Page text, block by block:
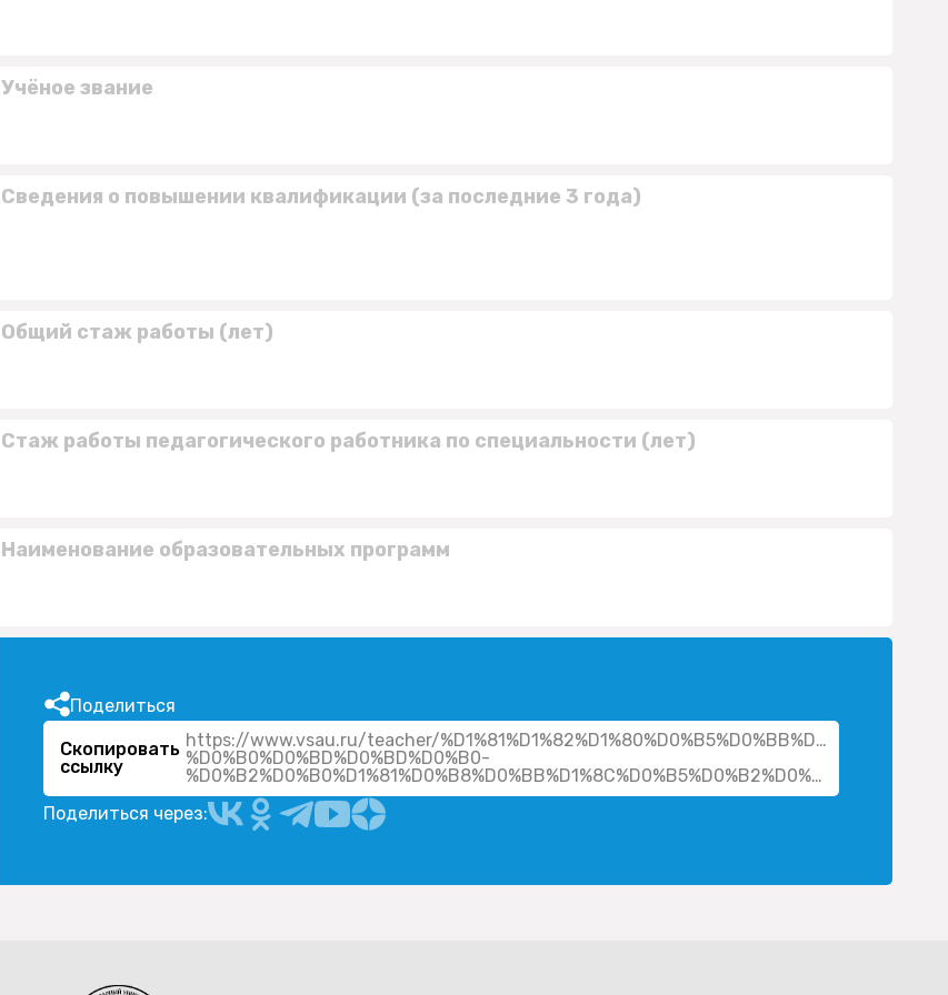
Учёное звание
Сведения о повышении квалификации (за последние 3 года)
Общий стаж работы (лет)
Стаж работы педагогического работника по специальности (лет)
Наименование образовательных программ
Поделиться
Скопировать
ссылку
https://www.vsau.ru/teacher/
%D0%B0%D0%BD%D0%BD%D0%B0-
%D0%B2%D0%B0%D1%81%D0%B8%D0%BB%D1%8C%D0%B5%D0%B2%D0%BD%D0%B0/
Поделиться через: